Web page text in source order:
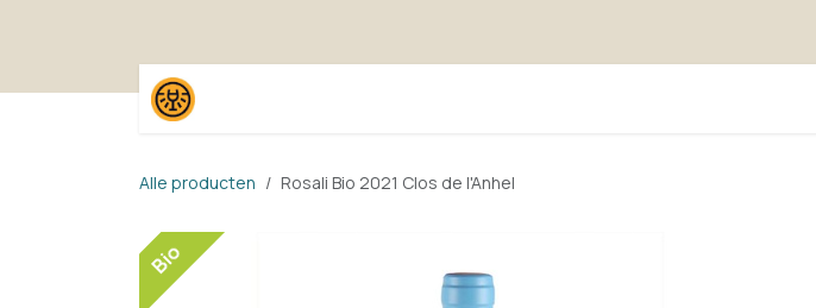
Alle producten Rosali Bio 2021 Clos de l'Anhel
Bio